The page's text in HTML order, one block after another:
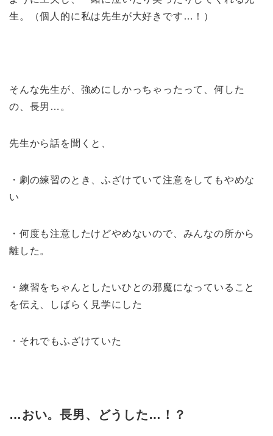
生。（個人的に私は先生が大好きです…！）
そんな先生が、強めにしかっちゃったって、何した
の、長男…。
先生から話を聞くと、
・劇の練習のとき、ふざけていて注意をしてもやめな
い
・何度も注意したけどやめないので、みんなの所から
離した。
・練習をちゃんとしたいひとの邪魔になっていること
を伝え、しばらく見学にした
・それでもふざけていた
…おい。長男、どうした… ！？